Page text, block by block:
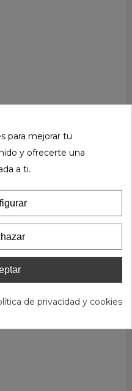
para mejorar tu
y ofrecerte una
a ti.
de privacidad y cookies